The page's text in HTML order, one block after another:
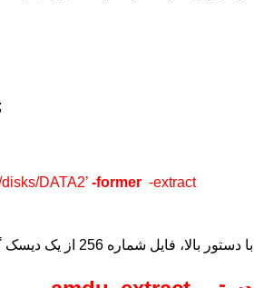
DATA2’ -former -extract
با دستور بالا، فایل شماره 256 از یک دیسک گروه حذف شده!!! استخراج و در مسیر جاری قرار می گیرد.